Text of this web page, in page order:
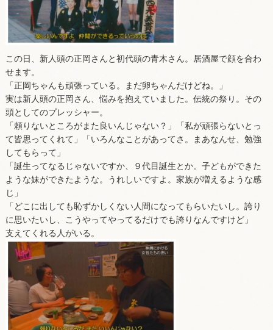
この日、新人頭の正岡さんと初代頭の青木さん。居酒屋で顔を合わ
せます。
「正岡ちゃんも頑張っている。まだ卵ちゃんだけどね。」
実は新人頭の正岡さん、悩みを抱えていました。伝統の祭り。その
頭としてのプレッシャー。
「頼りないところがまた良いんじゃない？」「私が頑張らないとっ
て皆思ってくれて」「いろんなことがあってさ。まあなんせ、勉強
してもらって」
「誕生ってなるじゃないですか、９代目誕生とか。子どもができた
ような妹ができたような。うれしいですよ。家族が増えるような感
じ」
「どこに出しても恥ずかしくない人間になってもらいたいし。誇り
に思いたいし、こうやってやってるだけでも誇りなんですけど」
支えてくれる人がいる。